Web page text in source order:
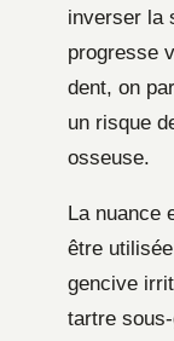
inverser la
progresse
dent, on
un risque
osseuse.
La nuance
être
gencive
tartre